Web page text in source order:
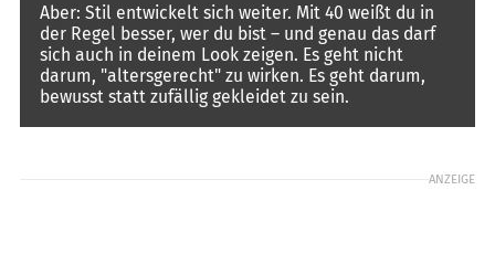
Aber: Stil entwickelt sich weiter. Mit 40 weißt du in
der Regel besser, wer du bist – und genau das darf
sich auch in deinem Look zeigen. Es geht nicht
darum, "altersgerecht" zu wirken. Es geht darum,
bewusst statt zufällig gekleidet zu sein.
ANZEIGE